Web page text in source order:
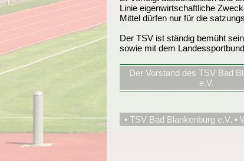
Linie eigenwirtschaftliche
Mittel dürfen nur für die
Der TSV ist ständig bemüht
sowie mit dem
Der Vorstand des TSV Bad
e.V.
• TSV Bad Blankenburg e.V. •